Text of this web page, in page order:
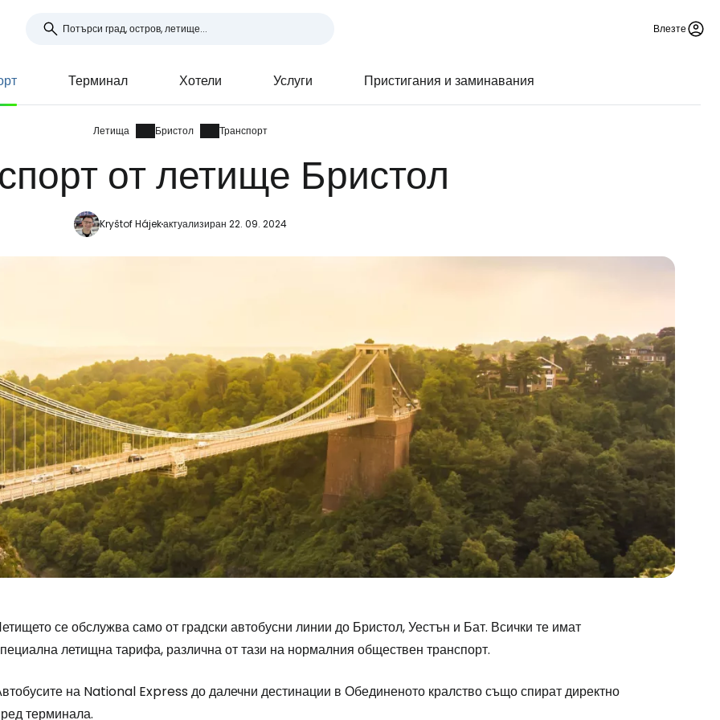
Влезте
Терминал Хотели Услуги Пристигания и заминавания
Летища Бристол Транспорт
от летище Бристол
Kryštof Hájekактуализиран 22. 09. 2024
се обслужва само от градски автобусни линии до Бристол, Уестън и Бат. Всички те имат
летищна тарифа, различна от тази на нормалния обществен транспорт.
на National Express до далечни дестинации в Обединеното кралство също спират директно
терминала.